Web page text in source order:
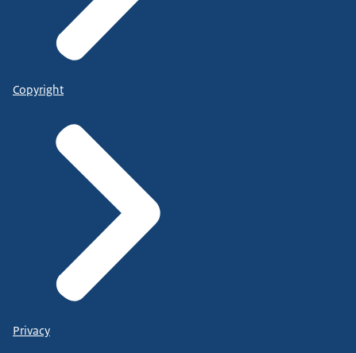
Copyright
Privacy